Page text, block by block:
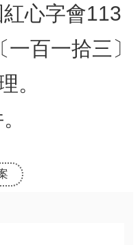
心字會113
百一拾三〕
。